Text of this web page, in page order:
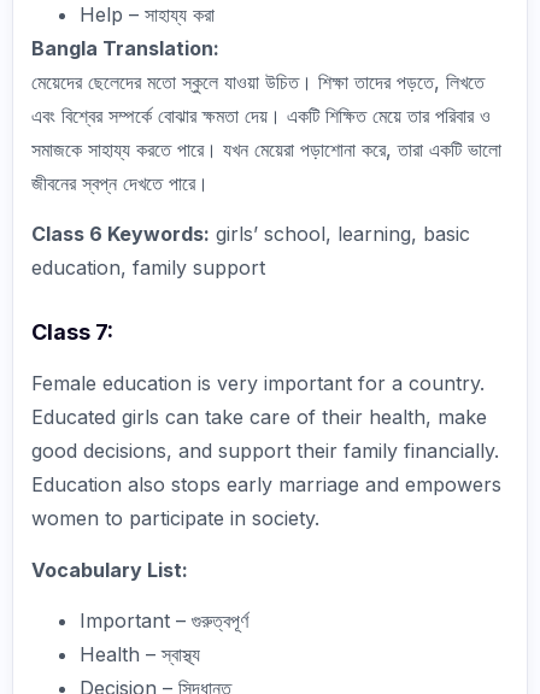
Help – সাহায্য করা
Bangla Translation:
মেয়েদের ছেলেদের মতো স্কুলে যাওয়া উচিত। শিক্ষা তাদের পড়তে, লিখতে
এবং বিশ্বের সম্পর্কে বোঝার ক্ষমতা দেয়। একটি শিক্ষিত মেয়ে তার পরিবার ও
সমাজকে সাহায্য করতে পারে। যখন মেয়েরা পড়াশোনা করে, তারা একটি ভালো
জীবনের স্বপ্ন দেখতে পারে।
Class 6 Keywords: girls’ school, learning, basic
education, family support
Class 7:
Female education is very important for a country.
Educated girls can take care of their health, make
good decisions, and support their family financially.
Education also stops early marriage and empowers
women to participate in society.
Vocabulary List:
Important – গুরুত্বপূর্ণ
Health – স্বাস্থ্য
Decision – সিদ্ধান্ত